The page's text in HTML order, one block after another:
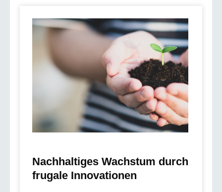
Nachhaltiges Wachstum durch
frugale Innovationen